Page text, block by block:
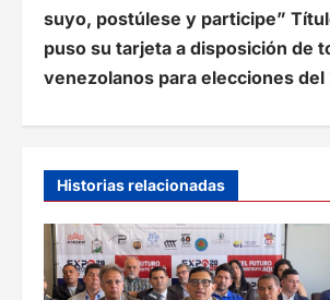
v
e
g
c
ó
suyo, postúlese y participe”
puso su tarjeta a disposición de
venezolanos para elecciones del
Historias relacionadas